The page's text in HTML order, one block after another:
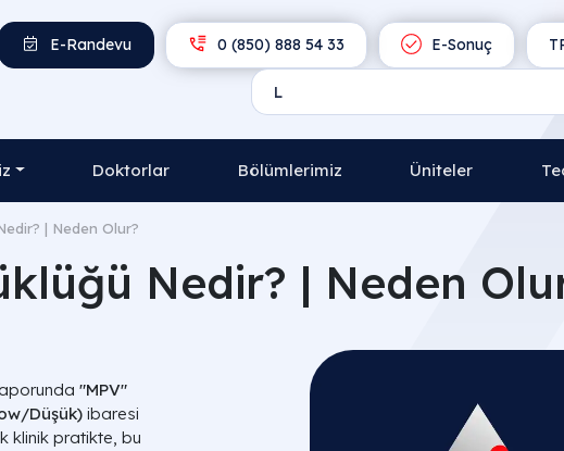
E-Sonuç
0 (850) 888 54 33
E-Randevu
Doktorlar Bölümlerimiz Üniteler
| Neden Olur?
Nedir? | Neden
"MPV"
Düşük) ibaresi
klinik pratikte, bu